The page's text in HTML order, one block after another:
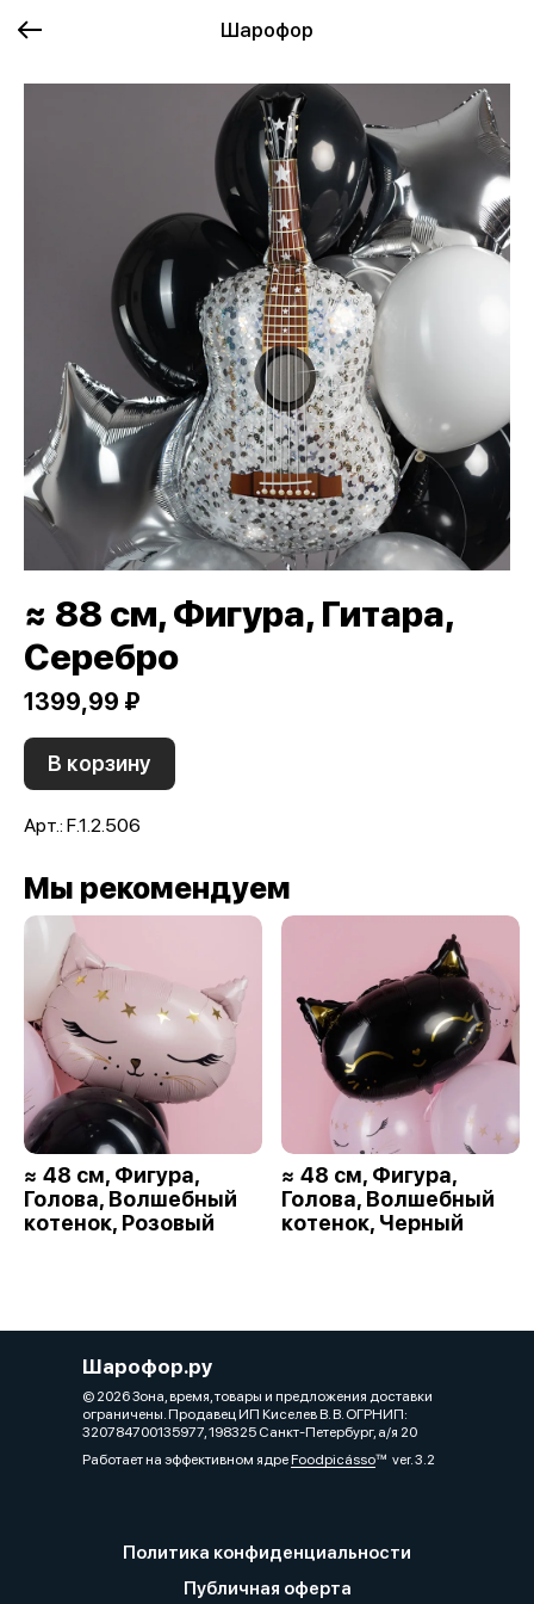
Шарофор
≈ 88 см, Фигура, Гитара,
Серебро
1399,99 ₽
В корзину
Арт.: F.1.2.506
Мы рекомендуем
≈ 48 см, Фигура,
Голова, Волшебный
котенок, Розовый
≈ 48 см, Фигура,
Голова, Волшебный
котенок, Черный
Шарофор.ру
© 2026 Зона, время, товары и предложения доставки
ограничены. Продавец ИП Киселев В. В. ОГРНИП:
320784700135977, 198325 Санкт-Петербург, а/я 20
Работает на эффективном ядреFoodpicássover. 3.2
Политика конфиденциальности
Публичная оферта